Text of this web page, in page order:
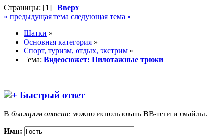
Страницы: [1] Вверх
« предыдущая тема следующая тема »
Шатки »
Основная категория »
Спорт, туризм, отдых, экстрим »
Тема: Видеосюжет: Пилотажные трюки
Быстрый ответ
В быстром ответе можно использовать BB-теги и смайлы.
Имя: